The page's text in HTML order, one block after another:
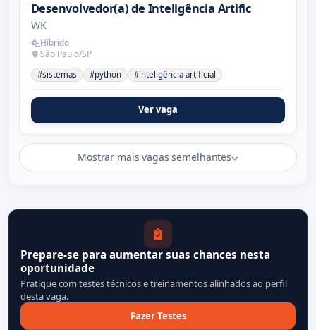
Desenvolvedor(a) de Inteligência Artific
WK
Híbrido
São Paulo/SP
#sistemas #python #inteligência artificial
Ver vaga
Mostrar mais vagas semelhantes
Prepare-se para aumentar suas chances nesta
oportunidade
Pratique com testes técnicos e treinamentos alinhados ao perfil
desta vaga.
Fazer Testes